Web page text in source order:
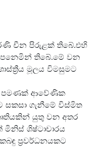
චීන පිරුළක් තිබේ.එහි
තිබේ.මේ වන
මූලය විමසුමට
පමණක් ආවේණික
ගැනීමේ විස්මිත
යුතු වන අතර
මිනිස් ශිෂ්ටාචාරය
ප්‍රවර්ධනයකට